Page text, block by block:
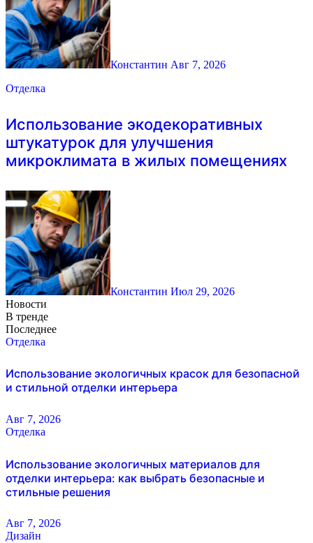
Константин Авг 7, 2026
Отделка
Использование экодекоративных
штукатурок для улучшения
микроклимата в жилых помещениях
Константин Июл 29, 2026
Новости
В тренде
Последнее
Отделка
Использование экологичных красок для безопасной
и стильной отделки интерьера
Авг 7, 2026
Отделка
Использование экологичных материалов для
отделки интерьера: как выбрать безопасные и
стильные решения
Авг 7, 2026
Дизайн